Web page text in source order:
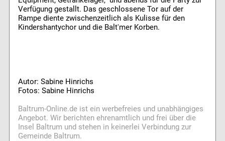
Verfügung gestallt. Das geschlossene Tor auf der
Rampe diente zwischenzeitlich als Kulisse für den
Kindershantychor und die Balt'mer Korben.
Autor: Sabine Hinrichs
Fotos: Sabine Hinrichs
Baltrum-Online.de ist ein werbefreies und unabhängiges
Angebot. Wir berichten ehrenamtlich und frei über die
Insel Baltrum und stehen in keinerlei Verbindung zur
Gemeinde Baltrum.